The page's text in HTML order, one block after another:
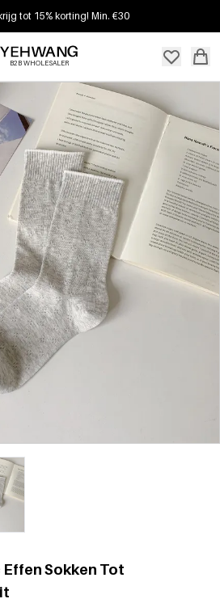
tot 15% korting! Min. €30
B2B WHOLESALER
Sokken Tot